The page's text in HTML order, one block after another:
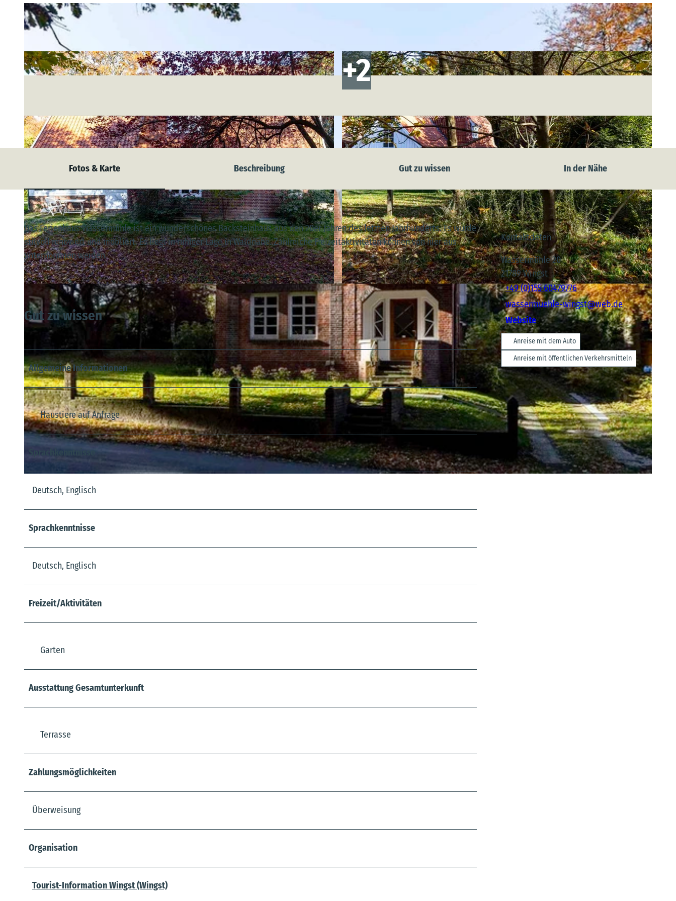
© Martin Meiners © Martin Meiners
Fotos & Karte Beschreibung Gut zu wissen In der Nähe
Das Ferienhaus Wassermühle ist ein wunderschönes Backsteinhaus aus den 20er Jahren des letzten Jahrhunderts. Es wurde
stilvoll renoviert und möbliert. Es liegt in ruhiger Lage in Waldnähe. Zahlreiche Freizeitaktivitäten können von hier aus
unternommen werden.
Gut zu wissen
Allgemeine Informationen
Haustiere auf Anfrage
Sprachkenntnisse
Deutsch, Englisch
Sprachkenntnisse
Deutsch, Englisch
Freizeit/Aktivitäten
Garten
Ausstattung Gesamtunterkunft
Terrasse
Zahlungsmöglichkeiten
Überweisung
Organisation
Tourist-Information Wingst (Wingst)
Kontaktdaten
Wassermühle 20
21789Wingst
+49 (0)155 60479776‬
wassermuehle-wingst@web.de
Website
Anreise mit dem Auto
Anreise mit öffentlichen Verkehrsmitteln